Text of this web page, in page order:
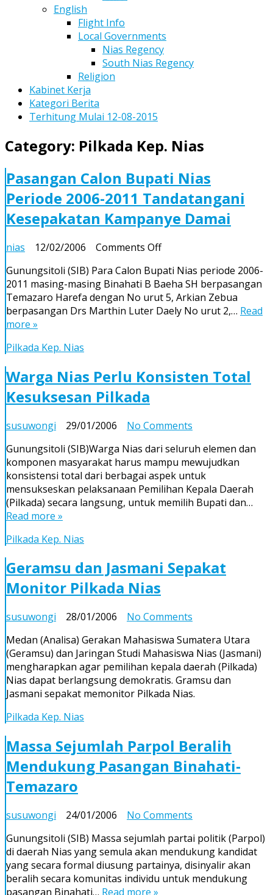
English
Flight Info
Local Governments
Nias Regency
South Nias Regency
Religion
Kabinet Kerja
Kategori Berita
Terhitung Mulai 12-08-2015
Category: Pilkada Kep. Nias
Pasangan Calon Bupati Nias
Periode 2006-2011 Tandatangani
Kesepakatan Kampanye Damai
nias 12/02/2006 Comments Offon
Calon
Bupati
Nias
Periode
Kampanye
Gunungsitoli (SIB) Para Calon Bupati Nias periode 2006-
2011 masing-masing Binahati B Baeha SH berpasangan
Temazaro Harefa dengan No urut 5, Arkian Zebua
berpasangan Drs Marthin Luter Daely No urut 2,… Read
more »
Pilkada Kep. Nias
Warga Nias Perlu Konsisten Total
Kesuksesan Pilkada
susuwongi 29/01/2006 No Comments
Nias
Perlu
Konsisten
Total
Kesuksesan
Gunungsitoli (SIB)Warga Nias dari seluruh elemen dan
komponen masyarakat harus mampu mewujudkan
konsistensi total dari berbagai aspek untuk
mensukseskan pelaksanaan Pemilihan Kepala Daerah
(Pilkada) secara langsung, untuk memilih Bupati dan…
Read more »
Pilkada Kep. Nias
Geramsu dan Jasmani Sepakat
Monitor Pilkada Nias
susuwongi 28/01/2006 No Comments
dan
Jasmani
Sepakat
Monitor
Pilkada
Medan (Analisa) Gerakan Mahasiswa Sumatera Utara
(Geramsu) dan Jaringan Studi Mahasiswa Nias (Jasmani)
mengharapkan agar pemilihan kepala daerah (Pilkada)
Nias dapat berlangsung demokratis. Gramsu dan
Jasmani sepakat memonitor Pilkada Nias.
Pilkada Kep. Nias
Massa Sejumlah Parpol Beralih
Mendukung Pasangan Binahati-
Temazaro
susuwongi 24/01/2006 No Comments
Sejumlah
Parpol
Beralih
Mendukung
Gunungsitoli (SIB) Massa sejumlah partai politik (Parpol)
di daerah Nias yang semula akan mendukung kandidat
yang secara formal diusung partainya, disinyalir akan
beralih secara komunitas individu untuk mendukung
pasangan Binahati… Read more »